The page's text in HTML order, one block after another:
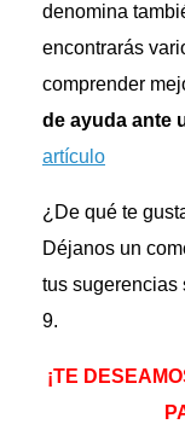
denomina
encontrarás
comprender
de ayuda ante
artículo
¿De qué te
Déjanos un
tus sugerencias
9.
¡TE